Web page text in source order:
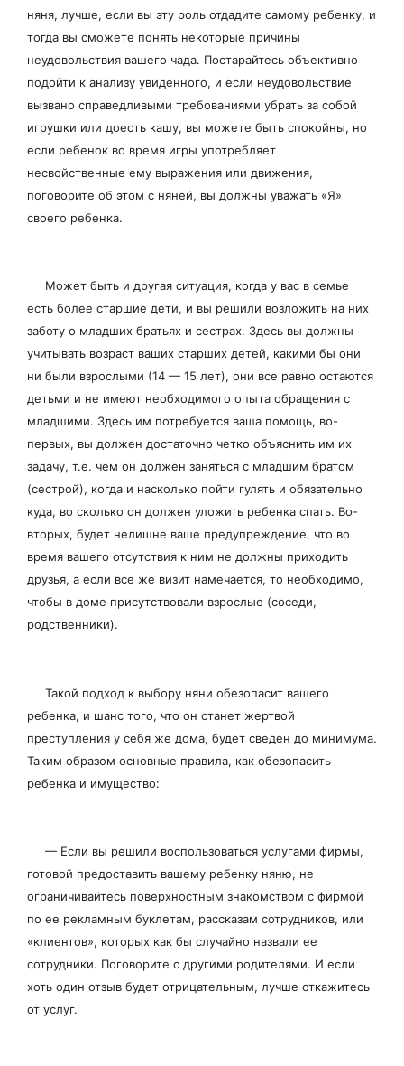
няня, лучше, если вы эту роль отдадите самому ребенку, и
тогда вы сможете понять некоторые причины
неудовольствия вашего чада. Постарайтесь объективно
подойти к анализу увиденного, и если неудовольствие
вызвано справедливыми требованиями убрать за собой
игрушки или доесть кашу, вы можете быть спокойны, но
если ребенок во время игры употребляет
несвойственные ему выражения или движения,
поговорите об этом с няней, вы должны уважать «Я»
своего ребенка.
Может быть и другая ситуация, когда у вас в семье
есть более старшие дети, и вы решили возложить на них
заботу о младших братьях и сестрах. Здесь вы должны
учитывать возраст ваших старших детей, какими бы они
ни были взрослыми (14 — 15 лет), они все равно остаются
детьми и не имеют необходимого опыта обращения с
младшими. Здесь им потребуется ваша помощь, во-
первых, вы должен достаточно четко объяснить им их
задачу, т.е. чем он должен заняться с младшим братом
(сестрой), когда и насколько пойти гулять и обязательно
куда, во сколько он должен уложить ребенка спать. Во-
вторых, будет нелишне ваше предупреждение, что во
время вашего отсутствия к ним не должны приходить
друзья, а если все же визит намечается, то необходимо,
чтобы в доме присутствовали взрослые (соседи,
родственники).
Такой подход к выбору няни обезопасит вашего
ребенка, и шанс того, что он станет жертвой
преступления у себя же дома, будет сведен до минимума.
Таким образом основные правила, как обезопасить
ребенка и имущество:
— Если вы решили воспользоваться услугами фирмы,
готовой предоставить вашему ребенку няню, не
ограничивайтесь поверхностным знакомством с фирмой
по ее рекламным буклетам, рассказам сотрудников, или
«клиентов», которых как бы случайно назвали ее
сотрудники. Поговорите с другими родителями. И если
хоть один отзыв будет отрицательным, лучше откажитесь
от услуг.